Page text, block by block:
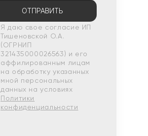
ОТПРАВИТЬ
Я даю свое согласие ИП
Тишеновской О.А.
(ОГРНИП
321435000026563) и его
аффилированным лицам
на обработку указанных
мной персональных
данных на условиях
Политики
конфиденциальности